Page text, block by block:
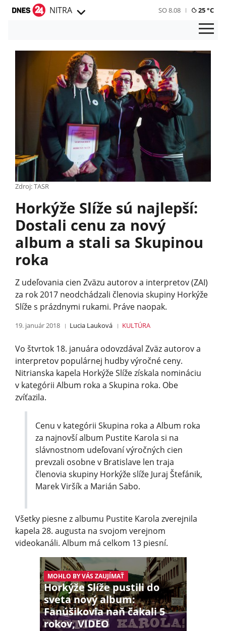
NITRA SO 8.08 25 °C
Zdroj: TASR
Horkýže Slíže sú najlepší:
Dostali cenu za nový
album a stali sa Skupinou
roka
Z udeľovania cien Zväzu autorov a interpretov (ZAI)
za rok 2017 neodchádzali členovia skupiny Horkýže
Slíže s prázdnymi rukami. Práve naopak.
19. január 2018 Lucia Lauková KULTÚRA
Vo štvrtok 18. januára odovzdával Zväz autorov a
interpretov populárnej hudby výročné ceny.
Nitrianska kapela Horkýže Slíže získala nomináciu
v kategórii Album roka a Skupina roka. Obe
zvíťazila.
Cenu v kategórii Skupina roka a Album roka
za najnovší album Pustite Karola si na
slávnostnom udeľovaní výročných cien
prevzali osobne v Bratislave len traja
členovia skupiny Horkýže slíže Juraj Štefánik,
Marek Viršík a Marián Sabo.
Všetky piesne z albumu Pustite Karola zverejnila
kapela 28. augusta na svojom verejnom
videokanáli. Album má celkom 13 piesní.
MOHLO BY VÁS ZAUJÍMAŤ
Horkýže Slíže pustili do
sveta nový album:
Fanúšikovia naň čakali 5
rokov, VIDEO